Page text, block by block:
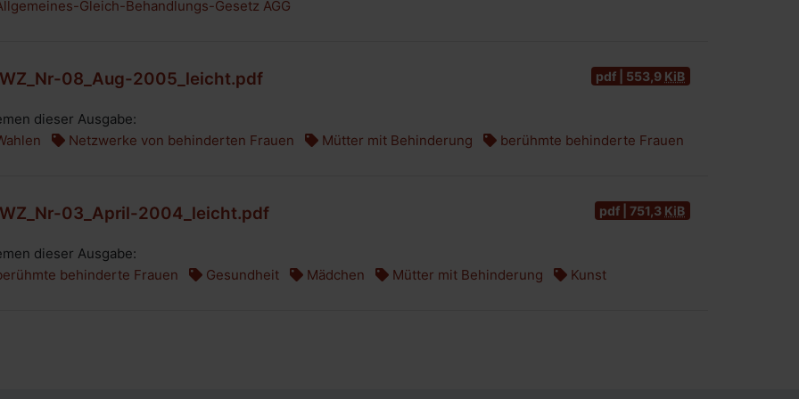
Gleich-Behandlungs-Gesetz AGG
WZ_Nr-08_Aug-2005_leicht.pdf pdf | 553,9 KiB
dieser Ausgabe:
Netzwerke von behinderten Frauen Mütter mit Behinderung berühmte behinderte Frauen
WZ_Nr-03_April-2004_leicht.pdf pdf | 751,3 KiB
dieser Ausgabe:
behinderte Frauen
Gesundheit Mädchen Mütter mit Behinderung Kunst